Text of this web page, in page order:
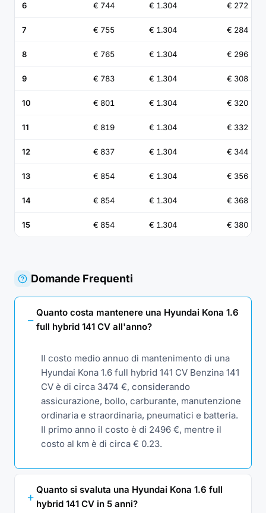
6 € 744 € 1.304 € 272
7 € 755 € 1.304 € 284
8 € 765 € 1.304 € 296
9 € 783 € 1.304 € 308
10 € 801 € 1.304 € 320
11 € 819 € 1.304 € 332
12 € 837 € 1.304 € 344
13 € 854 € 1.304 € 356
14 € 854 € 1.304 € 368
15 € 854 € 1.304 € 380
Domande Frequenti
Quanto costa mantenere una Hyundai Kona 1.6
full hybrid 141 CV all'anno?
Il costo medio annuo di mantenimento di una
Hyundai Kona 1.6 full hybrid 141 CV Benzina 141
CV è di circa 3474 €, considerando
assicurazione, bollo, carburante, manutenzione
ordinaria e straordinaria, pneumatici e batteria.
Il primo anno il costo è di 2496 €, mentre il
costo al km è di circa € 0.23.
Quanto si svaluta una Hyundai Kona 1.6 full
hybrid 141 CV in 5 anni?